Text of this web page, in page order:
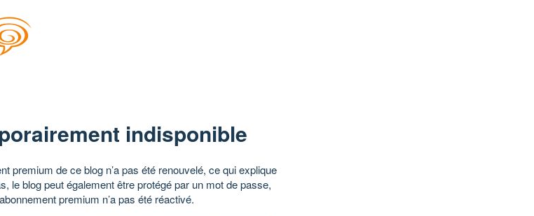
indisponible
premium de ce blog n’a pas été renouvelé, ce qui explique
le blog peut également être protégé par un mot de passe,
premium n’a pas été réactivé.